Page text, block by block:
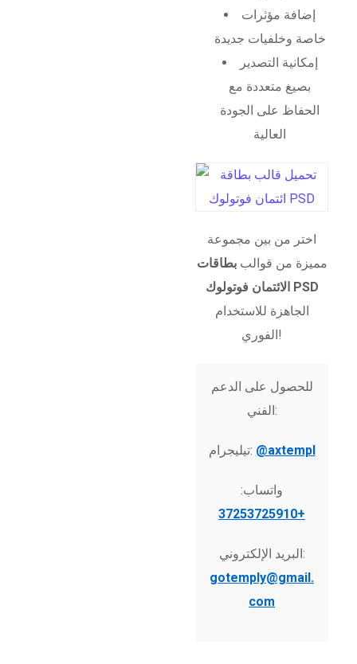
إضافة مؤثرات
خاصة وخلفيات جديدة
إمكانية التصدير
بصيغ متعددة مع
الحفاظ على الجودة
العالية
اختر من بين مجموعة
مميزة من قوالببطاقات
الائتمان فوتولوك PSD
الجاهزة للاستخدام
الفوري!
للحصول على الدعم
الفني:
تيليجرام: @axtempl
واتساب:
+37253725910
البريد الإلكتروني:
gotemply@gmail.
com